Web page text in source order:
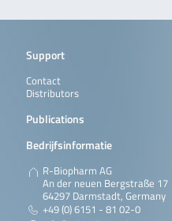
Support
Contact
Distributors
Publications
Bedrijfsinformatie
R-Biopharm AG
An der neuen Bergstraße 17
64297 Darmstadt, Germany
+49 (0) 6151 - 81 02-0